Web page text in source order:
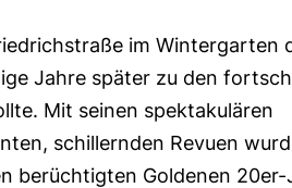
im Wintergarten
Jahre später zu den
Mit seinen spektakulären
schillernden Revuen
berüchtigten Goldenen 20er-